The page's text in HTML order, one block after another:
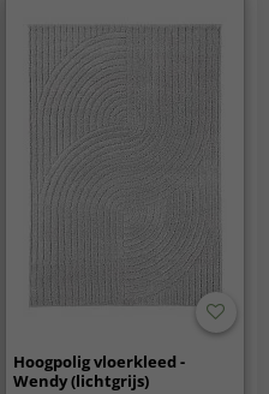
Hoogpolig vloerkleed -
Wendy (lichtgrijs)